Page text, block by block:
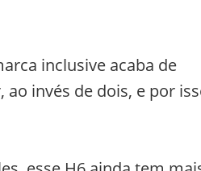
inclusive acaba de
invés de dois, e por